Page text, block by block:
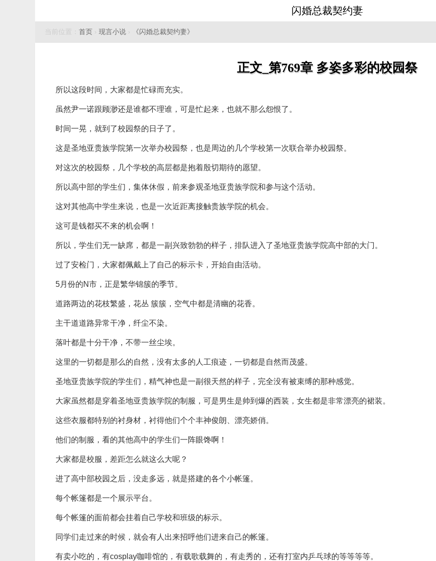
闪婚总裁契约妻
当前位置： 首页 › 现言小说 › 《闪婚总裁契约妻》
正文_第769章 多姿多彩的校园祭
所以这段时间，大家都是忙碌而充实。
虽然尹一诺跟顾渺还是谁都不理谁，可是忙起来，也就不那么怨恨了。
时间一晃，就到了校园祭的日子了。
这是圣地亚贵族学院第一次举办校园祭，也是周边的几个学校第一次联合举办校园祭。
对这次的校园祭，几个学校的高层都是抱着殷切期待的愿望。
所以高中部的学生们，集体休假，前来参观圣地亚贵族学院和参与这个活动。
这对其他高中学生来说，也是一次近距离接触贵族学院的机会。
这可是钱都买不来的机会啊！
所以，学生们无一缺席，都是一副兴致勃勃的样子，排队进入了圣地亚贵族学院高中部的大门。
过了安检门，大家都佩戴上了自己的标示卡，开始自由活动。
5月份的N市，正是繁华锦簇的季节。
道路两边的花枝繁盛，花丛 簇簇，空气中都是清幽的花香。
主干道道路异常干净，纤尘不染。
落叶都是十分干净，不带一丝尘埃。
这里的一切都是那么的自然，没有太多的人工痕迹，一切都是自然而茂盛。
圣地亚贵族学院的学生们，精气神也是一副很天然的样子，完全没有被束缚的那种感觉。
大家虽然都是穿着圣地亚贵族学院的制服，可是男生是帅到爆的西装，女生都是非常漂亮的裙装。
这些衣服都特别的衬身材，衬得他们个个丰神俊朗、漂亮娇俏。
他们的制服，看的其他高中的学生们一阵眼馋啊！
大家都是校服，差距怎么就这么大呢？
进了高中部校园之后，没走多远，就是搭建的各个小帐篷。
每个帐篷都是一个展示平台。
每个帐篷的面前都会挂着自己学校和班级的标示。
同学们走过来的时候，就会有人出来招呼他们进来自己的帐篷。
有卖小吃的，有cosplay咖啡馆的，有载歌载舞的，有走秀的，还有打室内乒乓球的等等等等。